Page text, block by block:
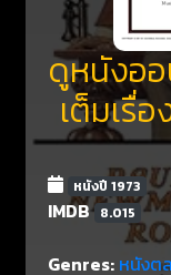
ดูหนังออ
เต็มเรื่
หนังปี 1973
IMDB 8.015
Genres: หนังต